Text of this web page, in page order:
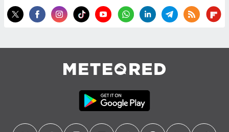
e
mediante
1199